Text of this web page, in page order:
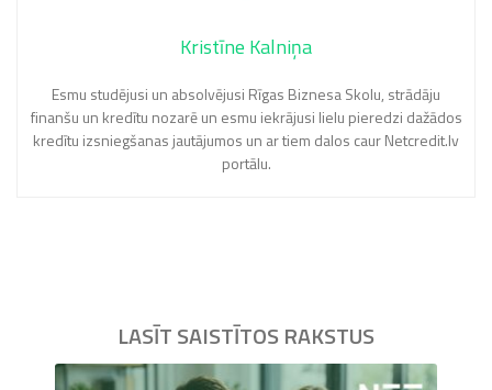
Kristīne Kalniņa
Esmu studējusi un absolvējusi Rīgas Biznesa Skolu, strādāju
finanšu un kredītu nozarē un esmu iekrājusi lielu pieredzi dažādos
kredītu izsniegšanas jautājumos un ar tiem dalos caur Netcredit.lv
portālu.
LASĪT SAISTĪTOS RAKSTUS